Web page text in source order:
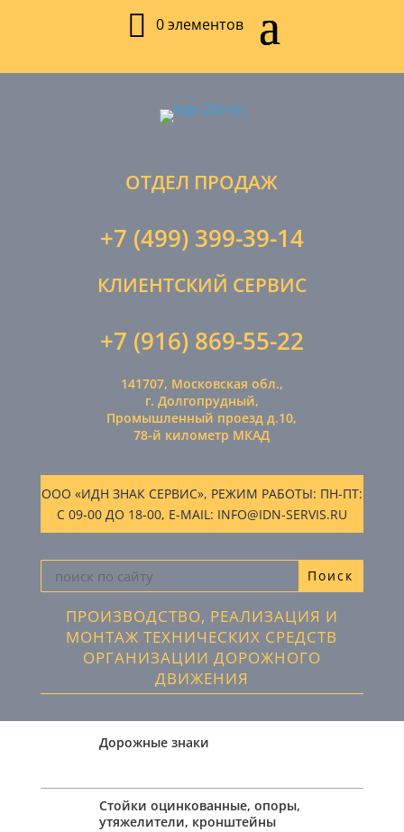
0 элементов
ОТДЕЛ ПРОДАЖ
+7 (499) 399-39-14
КЛИЕНТСКИЙ СЕРВИС
+7 (916) 869-55-22
141707, Московская обл.,
г. Долгопрудный,
Промышленный проезд д.10,
78-й километр МКАД
ООО «ИДН ЗНАК СЕРВИС», РЕЖИМ РАБОТЫ: ПН-ПТ:
С 09-00 ДО 18-00, E-MAIL: INFO@IDN-SERVIS.RU
ПРОИЗВОДСТВО, РЕАЛИЗАЦИЯ И
МОНТАЖ ТЕХНИЧЕСКИХ СРЕДСТВ
ОРГАНИЗАЦИИ ДОРОЖНОГО
ДВИЖЕНИЯ
Дорожные знаки
Стойки оцинкованные, опоры,
утяжелители, кронштейны